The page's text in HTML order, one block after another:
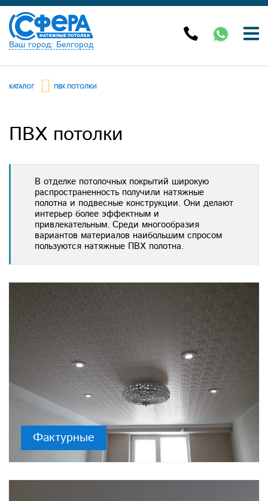
Ваш город: Белгород
КАТАЛОГ ПВХ ПОТОЛКИ
ПВХ потолки
В отделке потолочных покрытий широкую
распространенность получили натяжные
полотна и подвесные конструкции. Они делают
интерьер более эффектным и
привлекательным. Среди многообразия
вариантов материалов наибольшим спросом
пользуются натяжные ПВХ полотна.
Фактурные